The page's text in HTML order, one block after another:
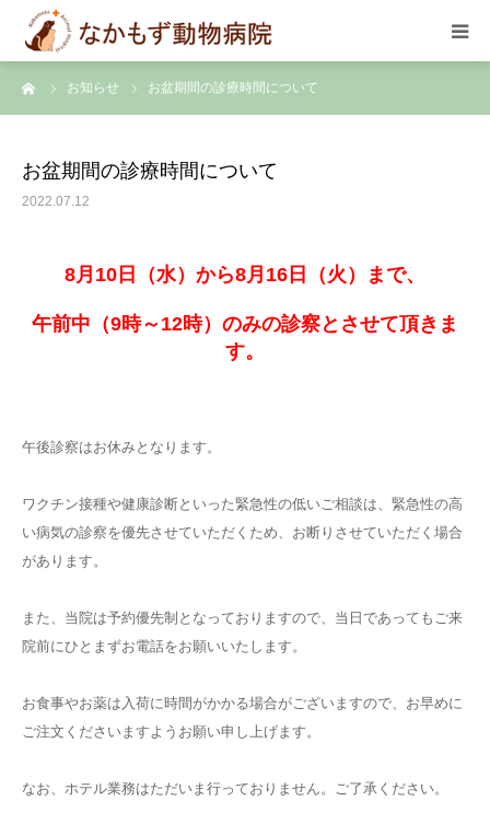
お知らせ お盆期間の診療時間について
お盆期間の診療時間について
2022.07.12
8月10日（水）から8月16日（火）まで、
午前中（9時～12時）のみの診察とさせて頂きま
す。
午後診察はお休みとなります。
ワクチン接種や健康診断といった緊急性の低いご相談は、緊急性の高
い病気の診察を優先させていただくため、お断りさせていただく場合
があります。
また、当院は予約優先制となっておりますので、当日であってもご来
院前にひとまずお電話をお願いいたします。
お食事やお薬は入荷に時間がかかる場合がございますので、お早めに
ご注文くださいますようお願い申し上げます。
なお、ホテル業務はただいま行っておりません。ご了承ください。
TOP
スタッフ